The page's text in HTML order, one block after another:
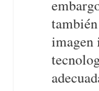
imagen